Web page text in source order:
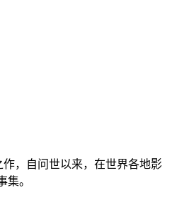
，自问世以来，在世界各地影
。